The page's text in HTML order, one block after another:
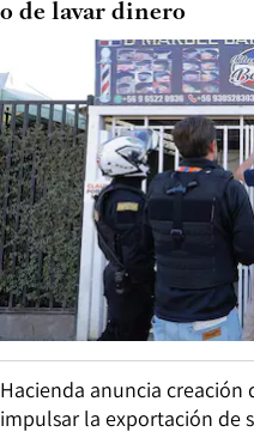
o de lavar dinero
Hacienda anuncia
impulsar la exportación de